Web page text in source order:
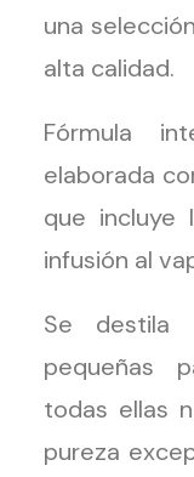
una
alta calidad.
Fórmula
elaborada
que incluye
infusión al
Se destila
pequeñas
todas ellas
pureza